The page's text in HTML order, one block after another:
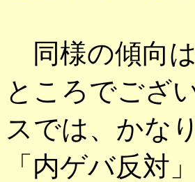
同様の傾向
ところでござ
スでは、かな
「内ゲバ反対